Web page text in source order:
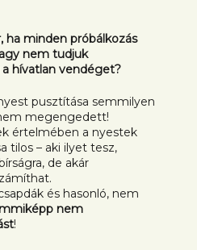
ha minden próbálkozás
nem tudjuk
hívatlan vendéget?
pusztítása semmilyen
megengedett!
értelmében a nyestek
tilos – aki ilyet tesz,
de akár
és hasonló, nem
nem
!